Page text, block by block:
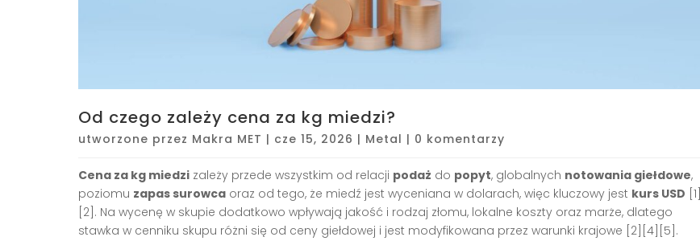
Od czego zależy cena za kg miedzi?
utworzone przez Makra MET | cze 15, 2026 | Metal | 0 komentarzy
Cena za kg miedzi zależy przede wszystkim od relacji podaż do popyt, globalnych notowania giełdowe,
poziomu zapas surowca oraz od tego, że miedź jest wyceniana w dolarach, więc kluczowy jest kurs USD [1]
[2]. Na wycenę w skupie dodatkowo wpływają jakość i rodzaj złomu, lokalne koszty oraz marże, dlatego
stawka w cenniku skupu różni się od ceny giełdowej i jest modyfikowana przez warunki krajowe [2][4][5].